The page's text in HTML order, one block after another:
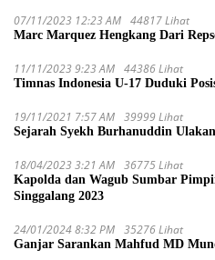
07/11/2023 12:23 AM 44817 Lihat
Marc Marquez Hengkang Dari
11/11/2023 9:23 AM 44386 Lihat
Timnas Indonesia U-17 Duduki
19/11/2021 7:57 AM 39999 Lihat
Sejarah Syekh Burhanuddin
18/04/2023 3:21 AM 36775 Lihat
Kapolda dan Wagub Sumbar
Singgalang 2023
24/01/2024 8:32 PM 35276 Lihat
Ganjar Sarankan Mahfud MD